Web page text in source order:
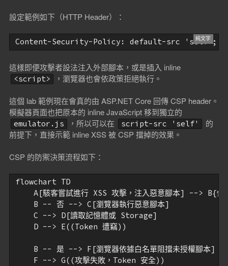
設定範例如下（HTTP Header）：
這樣即便攻擊者設法注入外部腳本，或是插入 inline
<script> ，瀏覽器也會依政策拒絕執行。
這個 lab 範例現在會真的由 ASP.NET Core 回傳 CSP header。
模擬器頁面也把原本的 inline JavaScript 移到獨立的
emulator.js ，所以可以在 script-src 'self'
的
前提下，直接示範 inline XSS 被 CSP 擋掉的效果。
CSP 的防禦決策流程如下：
flowchart TD
A[駭客嘗試進行 XSS 攻擊，注入惡意腳本] --> B{伺
    B -- 否 --> C[瀏覽器執行惡意腳本]
    C --> D[讀取記憶體或 Storage]
    D --> E((Token 遭竊))
    B -- 是 --> F[瀏覽器依據白名單阻擋未授權腳本]
    F --> G((攻擊失敗，Token 安全))